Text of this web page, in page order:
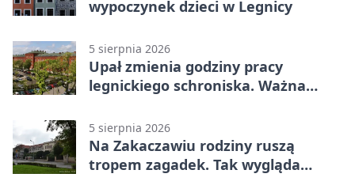
wypoczynek dzieci w Legnicy
5 sierpnia 2026
Upał zmienia godziny pracy
legnickiego schroniska. Ważna
5 sierpnia 2026
Na Zakaczawiu rodziny ruszą
tropem zagadek. Tak wygląda